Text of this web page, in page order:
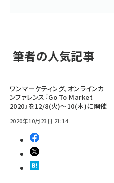
筆者の人気記事
ワンマーケティング、オンラインカ
ンファレンス『Go To Market
2020』を12/8(火)～10(木)に開催
2020年10月23日 21:14